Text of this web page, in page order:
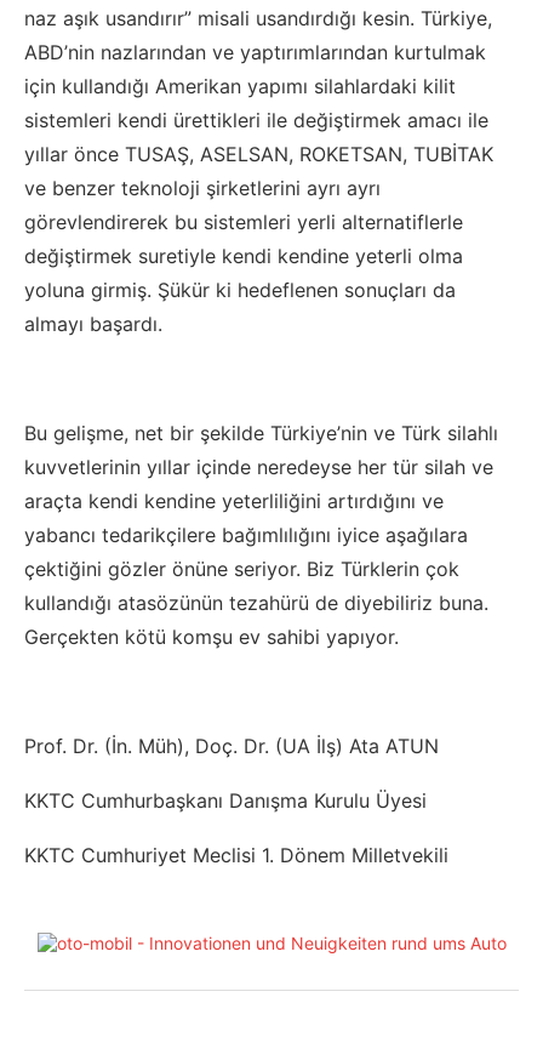
naz aşık usandırır” misali usandırdığı kesin. Türkiye,
ABD’nin nazlarından ve yaptırımlarından kurtulmak
için kullandığı Amerikan yapımı silahlardaki kilit
sistemleri kendi ürettikleri ile değiştirmek amacı ile
yıllar önce TUSAŞ, ASELSAN, ROKETSAN, TUBİTAK
ve benzer teknoloji şirketlerini ayrı ayrı
görevlendirerek bu sistemleri yerli alternatiflerle
değiştirmek suretiyle kendi kendine yeterli olma
yoluna girmiş. Şükür ki hedeflenen sonuçları da
almayı başardı.
Bu gelişme, net bir şekilde Türkiye’nin ve Türk silahlı
kuvvetlerinin yıllar içinde neredeyse her tür silah ve
araçta kendi kendine yeterliliğini artırdığını ve
yabancı tedarikçilere bağımlılığını iyice aşağılara
çektiğini gözler önüne seriyor. Biz Türklerin çok
kullandığı atasözünün tezahürü de diyebiliriz buna.
Gerçekten kötü komşu ev sahibi yapıyor.
Prof. Dr. (İn. Müh), Doç. Dr. (UA İlş) Ata ATUN
KKTC Cumhurbaşkanı Danışma Kurulu Üyesi
KKTC Cumhuriyet Meclisi 1. Dönem Milletvekili